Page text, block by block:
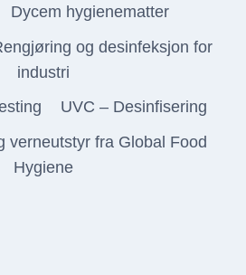
Dycem hygienematter
og desinfeksjon for
industri
UVC – Desinfisering
verneutstyr fra Global Food
Hygiene